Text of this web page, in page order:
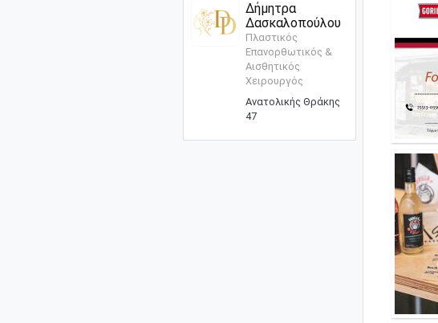
Δήμητρα
Δασκαλοπούλου
Πλαστικός
Επανορθωτικός &
Αισθητικός
Χειρουργός
Ανατολικής Θράκης
47